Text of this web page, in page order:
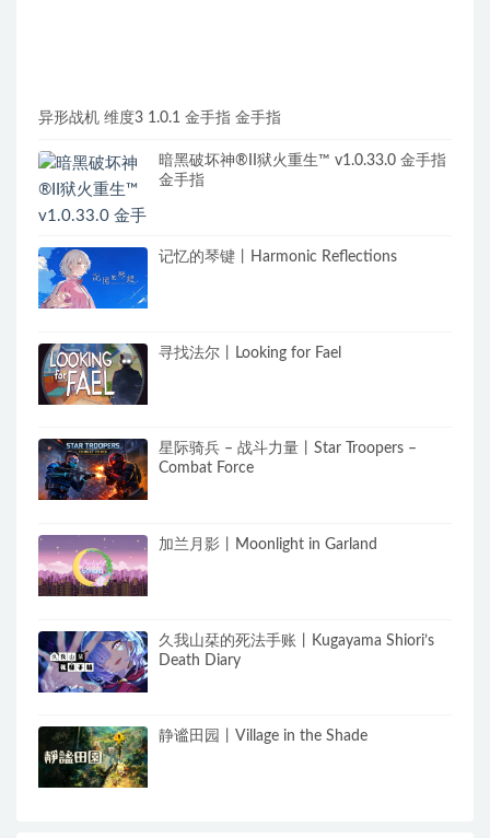
异形战机 维度3 1.0.1 金手指 金手指
暗黑破坏神®II狱火重生™ v1.0.33.0 金手指
金手指
记忆的琴键丨Harmonic Reflections
寻找法尔丨Looking for Fael
星际骑兵 – 战斗力量丨Star Troopers –
Combat Force
加兰月影丨Moonlight in Garland
久我山栞的死法手账丨Kugayama Shiori’s
Death Diary
静谧田园丨Village in the Shade